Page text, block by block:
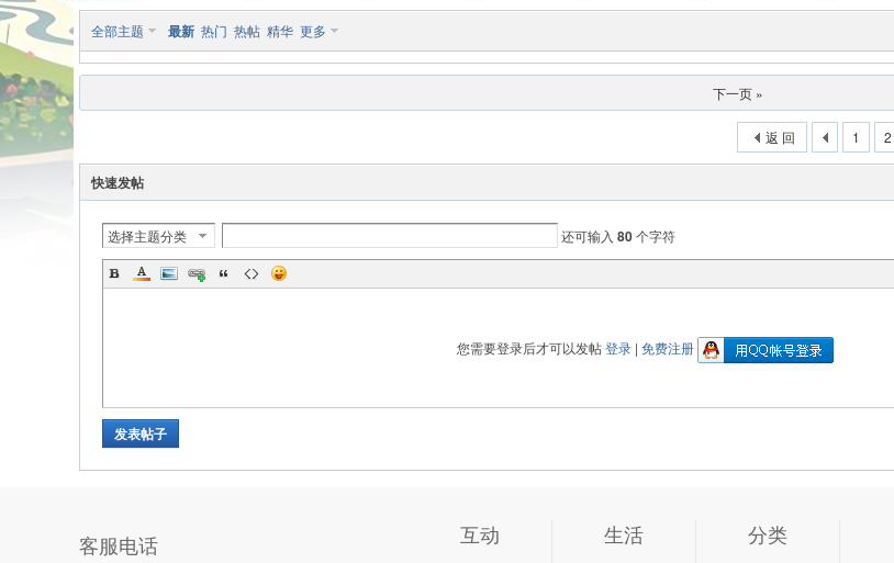
全部主题 最新 热门 热帖 精华 更多
下一页 »
1 2
返 回
快速发帖
选择主题分类 还可输入 80个字符
您需要登录后才可以发帖登录| 免费注册
发表帖子
客服电话 互动 生活 分类